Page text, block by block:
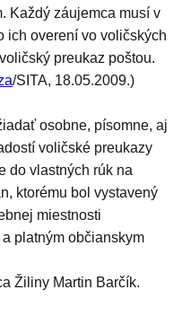
Každý záujemca musí v
ich overení vo voličských
preukaz poštou.
/SITA, 18.05.2009.)
osobne, písomne, aj
voličské preukazy
do vlastných rúk na
ktorému bol vystavený
miestnosti
platným občianskym
Žiliny Martin Barčík.